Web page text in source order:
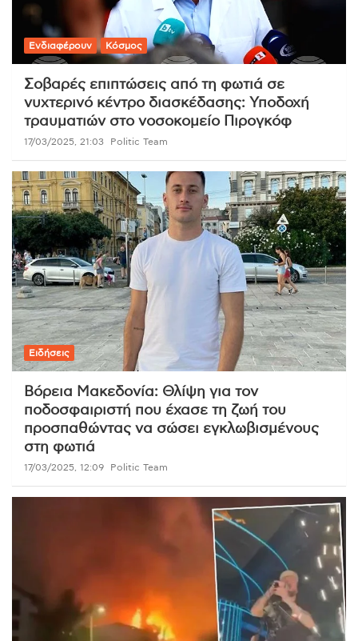
Ενδιαφέρουν Κόσμος
Σοβαρές επιπτώσεις από τη φωτιά σε
νυχτερινό κέντρο διασκέδασης: Υποδοχή
τραυματιών στο νοσοκομείο Πιρογκόφ
17/03/2025, 21:03 Politic Team
Ειδήσεις
Βόρεια Μακεδονία: Θλίψη για τον
ποδοσφαιριστή που έχασε τη ζωή του
προσπαθώντας να σώσει εγκλωβισμένους
στη φωτιά
17/03/2025, 12:09 Politic Team